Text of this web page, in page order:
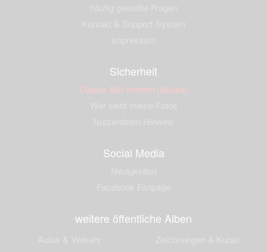
Sicherheit
Dieses Bild melden (Abuse)
Social Media
weitere öffentliche Alben